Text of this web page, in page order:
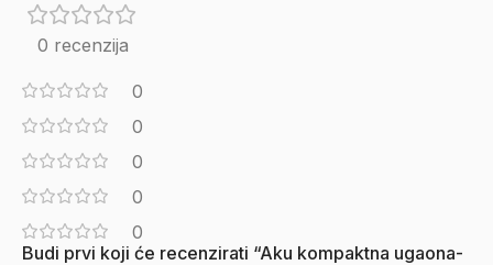
0 recenzija
0
0
0
0
0
Budi prvi koji će recenzirati “Aku kompaktna ugaona-